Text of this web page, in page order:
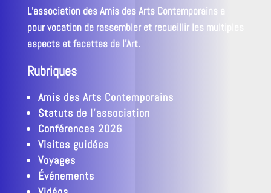
L’association des Amis des Arts Contemporains a
pour vocation de rassembler et recueillir les multiples
aspects et facettes de l’Art.
Rubriques
Amis des Arts Contemporains
Statuts de l’association
Conférences 2026
Visites guidées
Voyages
Événements